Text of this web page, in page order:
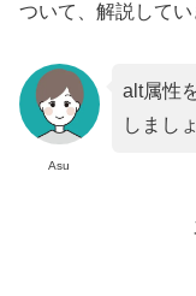
ついて、解説してい
Asu
alt属性
しまし